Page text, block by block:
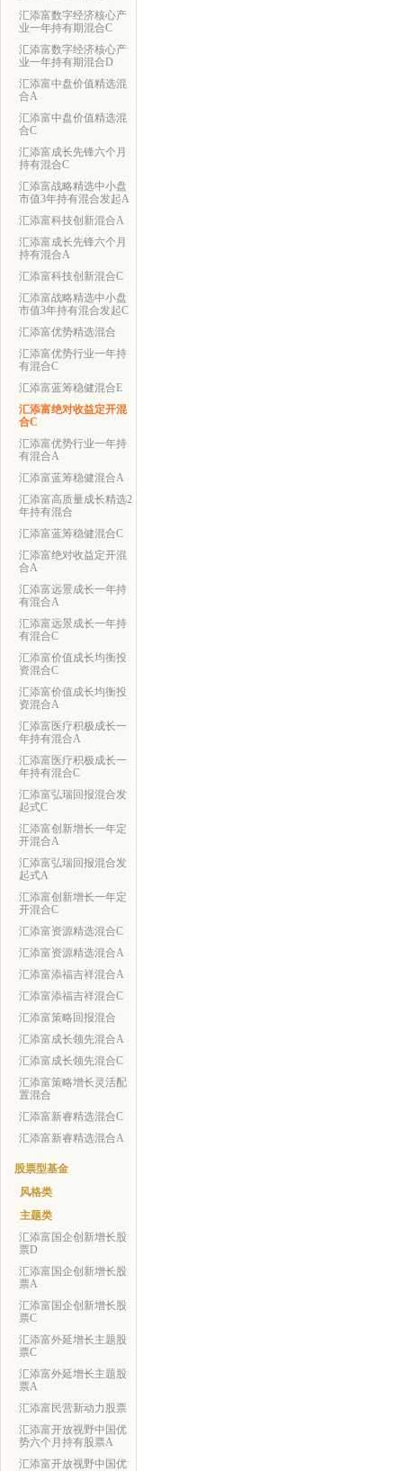
汇添富数字经济核心产
业一年持有期混合C
汇添富数字经济核心产
业一年持有期混合D
汇添富中盘价值精选混
合A
汇添富中盘价值精选混
合C
汇添富成长先锋六个月
持有混合C
汇添富战略精选中小盘
市值3年持有混合发起A
汇添富科技创新混合A
汇添富成长先锋六个月
持有混合A
汇添富科技创新混合C
汇添富战略精选中小盘
市值3年持有混合发起C
汇添富优势精选混合
汇添富优势行业一年持
有混合C
汇添富蓝筹稳健混合E
汇添富绝对收益定开混
合C
汇添富优势行业一年持
有混合A
汇添富蓝筹稳健混合A
汇添富高质量成长精选2
年持有混合
汇添富蓝筹稳健混合C
汇添富绝对收益定开混
合A
汇添富远景成长一年持
有混合A
汇添富远景成长一年持
有混合C
汇添富价值成长均衡投
资混合C
汇添富价值成长均衡投
资混合A
汇添富医疗积极成长一
年持有混合A
汇添富医疗积极成长一
年持有混合C
汇添富弘瑞回报混合发
起式C
汇添富创新增长一年定
开混合A
汇添富弘瑞回报混合发
起式A
汇添富创新增长一年定
开混合C
汇添富资源精选混合C
汇添富资源精选混合A
汇添富添福吉祥混合A
汇添富添福吉祥混合C
汇添富策略回报混合
汇添富成长领先混合A
汇添富成长领先混合C
汇添富策略增长灵活配
置混合
汇添富新睿精选混合C
汇添富新睿精选混合A
股票型基金
风格类
主题类
汇添富国企创新增长股
票D
汇添富国企创新增长股
票A
汇添富国企创新增长股
票C
汇添富外延增长主题股
票C
汇添富外延增长主题股
票A
汇添富民营新动力股票
汇添富开放视野中国优
势六个月持有股票A
汇添富开放视野中国优